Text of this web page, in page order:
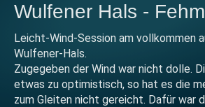
Wulfener Hals -
Leicht-Wind-Session am vollkommen
Wulfener-Hals.
Zugegeben der Wind war nicht dolle.
etwas zu optimistisch, so hat es die
zum Gleiten nicht gereicht. Dafür war